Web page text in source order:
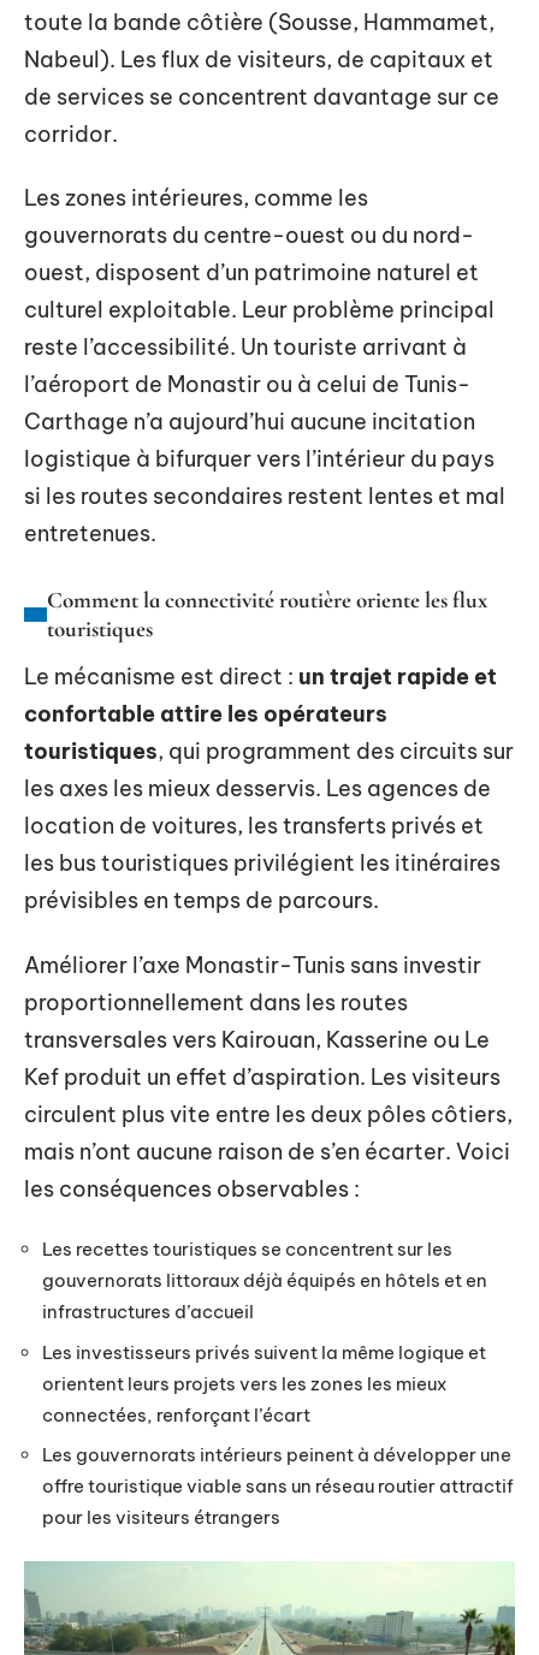
toute la bande côtière (Sousse, Hammamet,
Nabeul). Les flux de visiteurs, de capitaux et
de services se concentrent davantage sur ce
corridor.
Les zones intérieures, comme les
gouvernorats du centre-ouest ou du nord-
ouest, disposent d’un patrimoine naturel et
culturel exploitable. Leur problème principal
reste l’accessibilité. Un touriste arrivant à
l’aéroport de Monastir ou à celui de Tunis-
Carthage n’a aujourd’hui aucune incitation
logistique à bifurquer vers l’intérieur du pays
si les routes secondaires restent lentes et mal
entretenues.
Comment la connectivité routière oriente les flux
touristiques
Le mécanisme est direct : un trajet rapide et
confortable attire les opérateurs
touristiques, qui programment des circuits sur
les axes les mieux desservis. Les agences de
location de voitures, les transferts privés et
les bus touristiques privilégient les itinéraires
prévisibles en temps de parcours.
Améliorer l’axe Monastir-Tunis sans investir
proportionnellement dans les routes
transversales vers Kairouan, Kasserine ou Le
Kef produit un effet d’aspiration. Les visiteurs
circulent plus vite entre les deux pôles côtiers,
mais n’ont aucune raison de s’en écarter. Voici
les conséquences observables :
Les recettes touristiques se concentrent sur les
gouvernorats littoraux déjà équipés en hôtels et en
infrastructures d’accueil
Les investisseurs privés suivent la même logique et
orientent leurs projets vers les zones les mieux
connectées, renforçant l’écart
Les gouvernorats intérieurs peinent à développer une
offre touristique viable sans un réseau routier attractif
pour les visiteurs étrangers